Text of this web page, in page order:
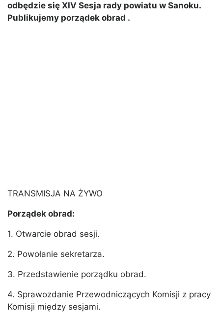
odbędzie się XIV Sesja rady powiatu w Sanoku.
Publikujemy porządek obrad .
TRANSMISJA NA ŻYWO
Porządek obrad:
1. Otwarcie obrad sesji.
2. Powołanie sekretarza.
3. Przedstawienie porządku obrad.
4. Sprawozdanie Przewodniczących Komisji z pracy
Komisji między sesjami.